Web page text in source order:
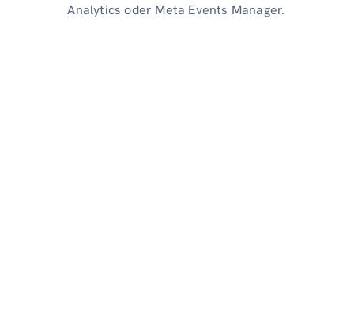
Analytics oder Meta Events Manager.